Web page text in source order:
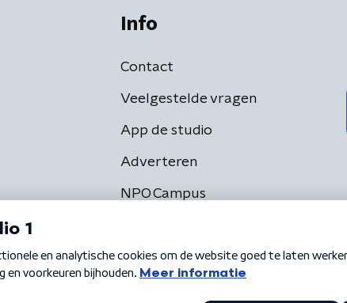
Info
Contact
Veelgestelde vragen
App de studio
Adverteren
NPO Campus